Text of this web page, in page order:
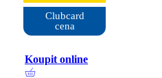
Clubcard
cena
Koupit online